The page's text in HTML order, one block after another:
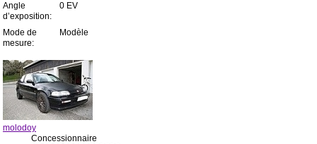
Angle
d’exposition:
0 EV
Mode de
mesure:
Modèle
molodoy
Concessionnaire